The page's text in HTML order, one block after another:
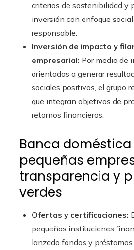
criterios de sostenibilidad y
inversión con enfoque
responsable.
Inversión de impacto y
empresarial: Por medio de
orientadas a generar
sociales positivos, el grupo
que integran objetivos de
retornos financieros.
Banca doméstica
pequeñas
transparencia y
verdes
Ofertas y certificaciones:
pequeñas instituciones
lanzado fondos y